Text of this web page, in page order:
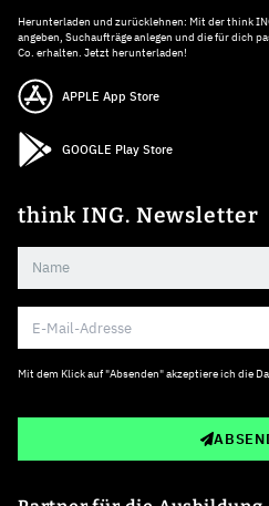
Herunterladen und zurücklehnen: Mit der think
angeben, Suchaufträge anlegen und die für dich
Co. erhalten. Jetzt herunterladen!
APPLE App Store
GOOGLE Play Store
think ING. Newsletter
Mit dem Klick auf "Absenden" akzeptiere ich die